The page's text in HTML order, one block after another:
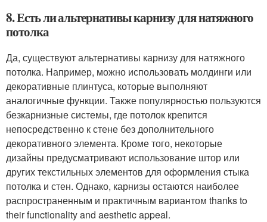
8. Есть ли альтернативы карнизу для натяжного
потолка
Да, существуют альтернативы карнизу для натяжного
потолка. Например, можно использовать молдинги или
декоративные плинтуса, которые выполняют
аналогичные функции. Также популярностью пользуются
безкарнизные системы, где потолок крепится
непосредственно к стене без дополнительного
декоративного элемента. Кроме того, некоторые
дизайны предусматривают использование штор или
других текстильных элементов для оформления стыка
потолка и стен. Однако, карнизы остаются наиболее
распространенным и практичным вариантом thanks to
their functionality and aesthetic appeal.